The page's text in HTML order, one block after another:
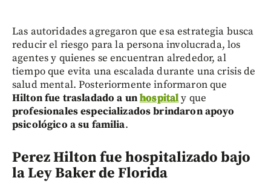
Las autoridades agregaron que esa estrategia busca
reducir el riesgo para la persona involucrada, los
agentes y quienes se encuentran alrededor, al
tiempo que evita una escalada durante una crisis de
salud mental. Posteriormente informaron que
Hilton fue trasladado a unhospitaly que
profesionales especializados brindaron apoyo
psicológico a su familia.
Perez Hilton fue hospitalizado bajo
la Ley Baker de Florida